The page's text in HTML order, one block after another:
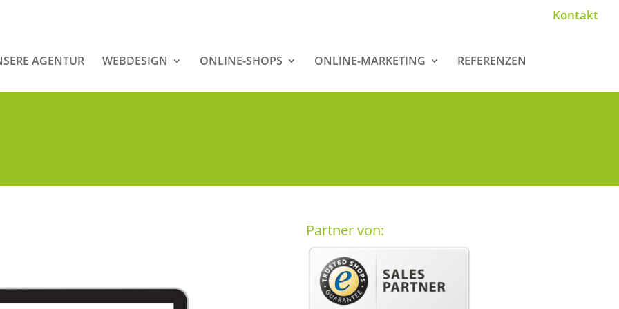
Kontakt
AGENTUR WEBDESIGN ONLINE-SHOPS ONLINE-MARKETING REFERENZEN
Partner von: